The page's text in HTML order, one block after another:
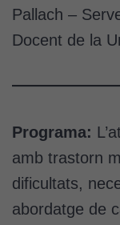
Pallach –
Docent de la
Programa:
amb trastorn
dificultats,
abordatge de